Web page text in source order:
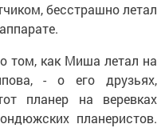
бесстрашно летал
том, как Миша летал на
- о его друзьях,
планер на веревках
планеристов.